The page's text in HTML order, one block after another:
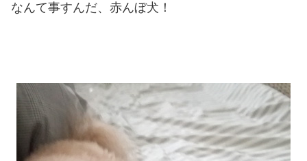
なんて事すんだ、赤んぼ犬！